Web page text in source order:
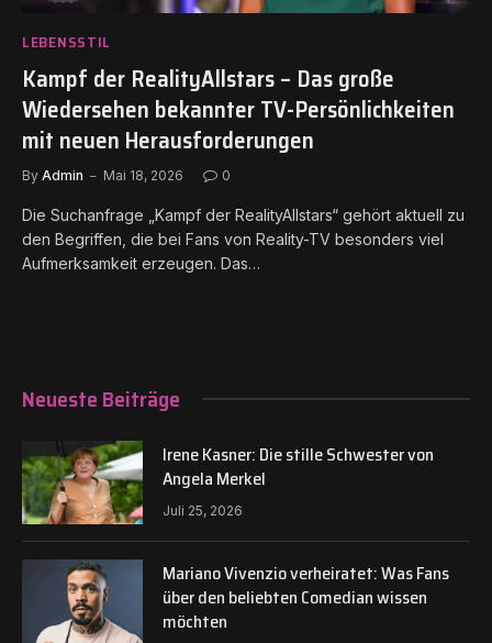
LEBENSSTIL
Kampf der RealityAllstars – Das große
Wiedersehen bekannter TV-Persönlichkeiten
mit neuen Herausforderungen
By Admin Mai 18, 2026 0
Die Suchanfrage „Kampf der RealityAllstars“ gehört aktuell zu
den Begriffen, die bei Fans von Reality-TV besonders viel
Aufmerksamkeit erzeugen. Das…
Neueste Beiträge
Irene Kasner: Die stille Schwester von
Angela Merkel
Juli 25, 2026
Mariano Vivenzio verheiratet: Was Fans
über den beliebten Comedian wissen
möchten